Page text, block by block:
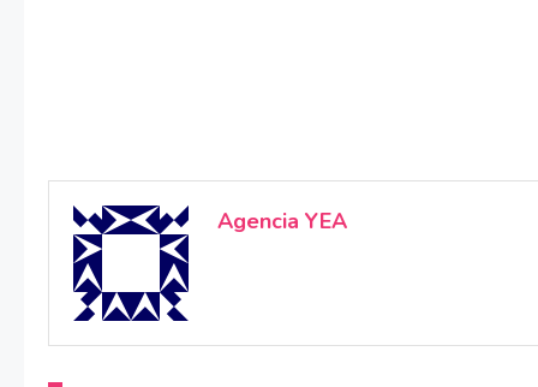
Agencia YEA